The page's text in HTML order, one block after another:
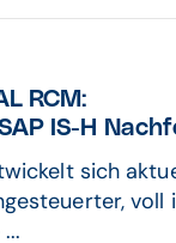
RCM:
IS-H
sich